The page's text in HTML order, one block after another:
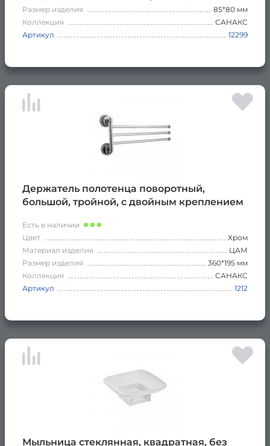
Размер изделия
85*80 мм
Коллекция
САНАКС
Артикул
12299
Держатель полотенца поворотный,
большой, тройной, с двойным креплением
Есть в наличии
Цвет
Хром
Материал изделия
ЦАМ
Размер изделия
360*195 мм
Коллекция
САНАКС
Артикул
1212
Мыльница стеклянная, квадратная, без